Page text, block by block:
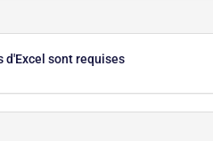
d'Excel sont requises